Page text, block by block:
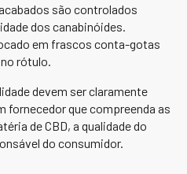
são controlados
dos canabinóides.
em frascos conta-gotas
rótulo.
devem ser claramente
fornecedor que compreenda as
de CBD, a qualidade do
do consumidor.